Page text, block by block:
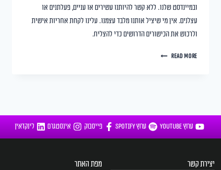
ובמיינדסט שלנו. ללא קשר להיותנו עשירים או עניים, פעלתנים או
עצלנים. אין מי שיציל אותנו מלבד עצמנו. עלינו לקחת אחריות אישית
ולרכוש את הכישורים הדרושים כדי להצליח.
READ MORE
ערוץ YOUTUBE ערוץ SPOTIFY פייסבוק אינסטגרם לינקדאין
מפת האתר יצירת קשר